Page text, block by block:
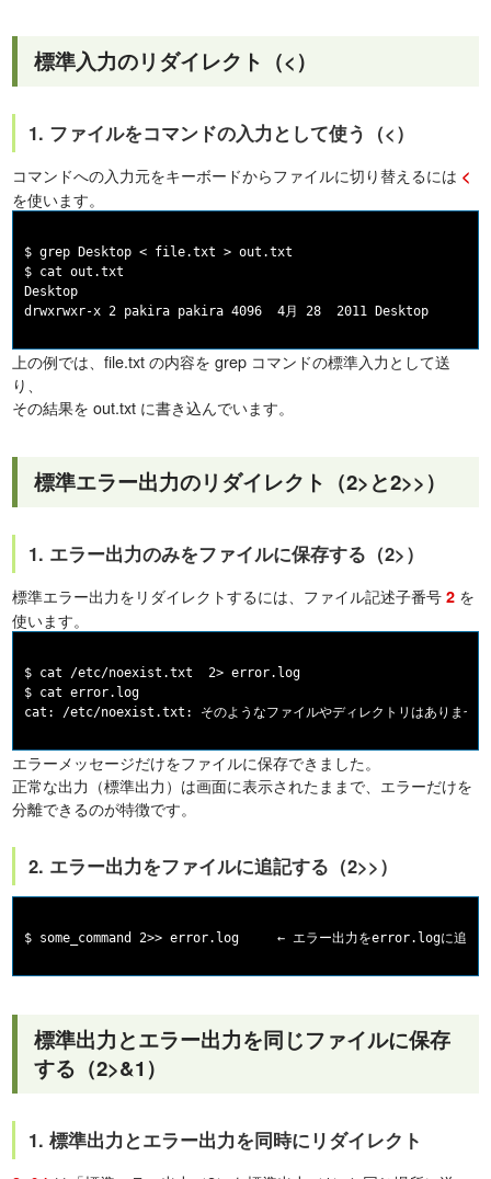
標準入力のリダイレクト（<）
1. ファイルをコマンドの入力として使う（<）
コマンドへの入力元をキーボードからファイルに切り替えるには <
を使います。
$ grep Desktop < file.txt > out.txt
$ cat out.txt
Desktop
上の例では、file.txt の内容を grep コマンドの標準入力として送
り、
その結果を out.txt に書き込んでいます。
標準エラー出力のリダイレクト（2>と2>>）
1. エラー出力のみをファイルに保存する（2>）
標準エラー出力をリダイレクトするには、ファイル記述子番号2 を
使います。
$ cat /etc/noexist.txt  2> error.log
$ cat error.log
エラーメッセージだけをファイルに保存できました。
正常な出力（標準出力）は画面に表示されたままで、エラーだけを
分離できるのが特徴です。
2. エラー出力をファイルに追記する（2>>）
標準出力とエラー出力を同じファイルに保存
する（2>&1）
1. 標準出力とエラー出力を同時にリダイレクト